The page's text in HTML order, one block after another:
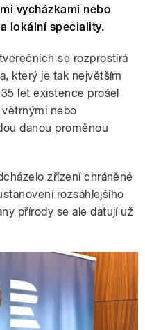
vycházkami nebo
lokální speciality.
se rozprostírá
který je tak největším
let existence prošel
nebo
danou proměnou
zřízení chráněné
rozsáhlejšího
přírody se ale datují už